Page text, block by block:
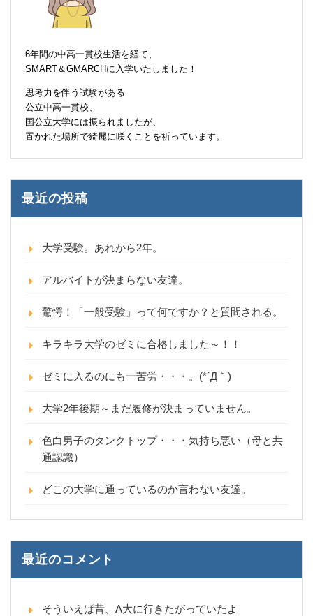
6年間の中高一貫校生活を経て、
SMART＆GMARCHに入学いたしました！
思考力を伴う試験がある
公立中高一貫校、
国公立大学には振られましたが、
置かれた場所で綺麗に咲くことを祈っています。
最近の投稿
大学受験。あれから2年。
アルバイトが決まらない友達。
驚愕！「一般受験」って何ですか？と質問される。
キラキラ大学のゼミに合格しました～！！
ゼミに入るのにも一苦労・・・。(*´Д｀)
大学2年後期～まだ履修が決まっていません。
色白男子のタンクトップ・・・気持ち悪い（母と共
通認識）
どこの大学に通っているのか言わない友達。
最近のコメント
そういえば昔、A大に行きたがっていたよ